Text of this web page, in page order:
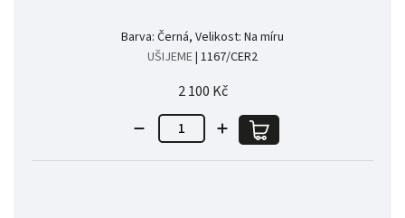
Barva: Černá, Velikost: Na míru
UŠIJEME| 1167/CER2
2 100 Kč